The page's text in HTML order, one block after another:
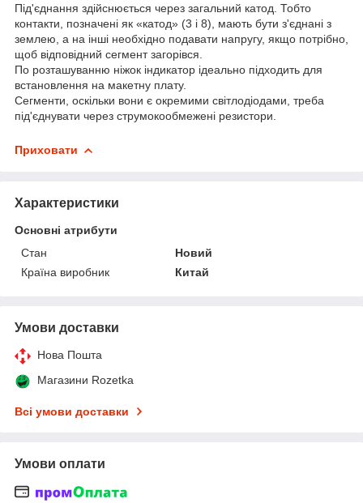
Під'єднання здійснюється через загальний катод. Тобто
контакти, позначені як «катод» (3 і 8), мають бути з'єднані з
землею, а на інші необхідно подавати напругу, якщо потрібно,
щоб відповідний сегмент загорівся.
По розташуванню ніжок індикатор ідеально підходить для
встановлення на макетну плату.
Сегменти, оскільки вони є окремими світлодіодами, треба
під'єднувати через струмокообмежені резистори.
Приховати
Характеристики
Основні атрибути
Стан
Новий
Країна виробник
Китай
Умови доставки
Нова Пошта
Магазини Rozetka
Всі умови доставки
Умови оплати